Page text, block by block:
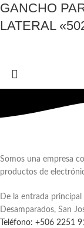
GANCHO
LATERAL
Somos una empresa
productos de
De la entrada
Desamparados, San
Teléfono: +506 2251